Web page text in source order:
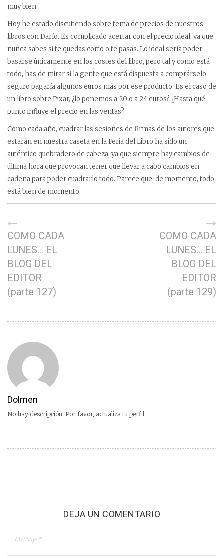
muy bien.
Hoy he estado discutiendo sobre tema de precios de nuestros
libros con Darío. Es complicado acertar con el precio ideal, ya que
nunca sabes si te quedas corto o te pasas. Lo ideal sería poder
basarse únicamente en los costes del libro, pero tal y como está
todo, has de mirar si la gente que está dispuesta a comprárselo
seguro pagaría algunos euros más por ese producto. Es el caso de
un libro sobre Pixar, ¿lo ponemos a 20 o a 24 euros? ¿Hasta qué
punto influye el precio en las ventas?
Como cada año, cuadrar las sesiones de firmas de los autores que
estarán en nuestra caseta en la Feria del Libro ha sido un
auténtico quebradero de cabeza, ya que siempre hay cambios de
última hora que provocan tener que llevar a cabo cambios en
cadena para poder cuadrarlo todo. Parece que, de momento, todo
está bien de momento.
COMO CADA
LUNES… EL
BLOG DEL
EDITOR
(parte 127)
COMO CADA
LUNES… EL
BLOG DEL
EDITOR
(parte 129)
Dolmen
No hay descripción. Por favor, actualiza tu perfil.
DEJA UN COMENTARIO